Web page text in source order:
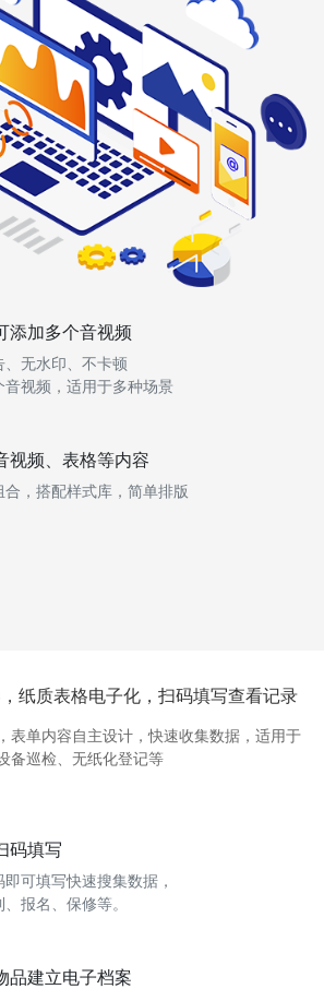
添加多个音视频
无水印、不卡顿
视频，适用于多种场景
视频、表格等内容
，搭配样式库，简单排版
纸质表格电子化，扫码填写查看记录
表单内容自主设计，快速收集数据，适用于
备巡检、无纸化登记等
码填写
可填写快速搜集数据，
报名、保修等。
品建立电子档案